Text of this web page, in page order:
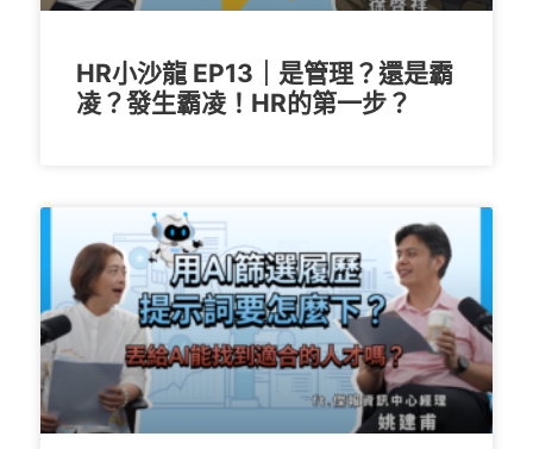
HR小沙龍 EP13｜是管理？還是霸
凌？發生霸凌！HR的第一步？